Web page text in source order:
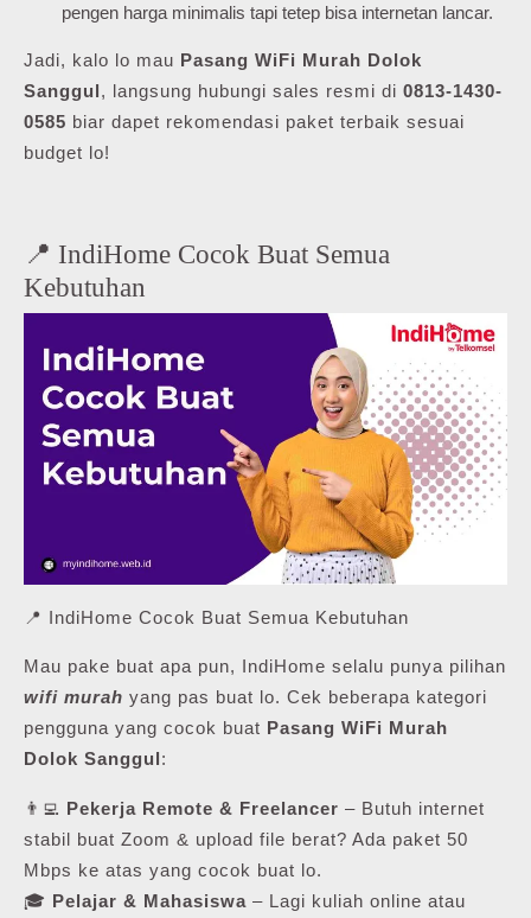
pengen harga minimalis tapi tetep bisa internetan lancar.
Jadi, kalo lo mau Pasang WiFi Murah Dolok
Sanggul, langsung hubungi sales resmi di 0813-1430-
0585 biar dapet rekomendasi paket terbaik sesuai
budget lo!
📍 IndiHome Cocok Buat Semua
Kebutuhan
📍 IndiHome Cocok Buat Semua Kebutuhan
Mau pake buat apa pun, IndiHome selalu punya pilihan
wifi murah yang pas buat lo. Cek beberapa kategori
pengguna yang cocok buat Pasang WiFi Murah
Dolok Sanggul:
👨‍💻 Pekerja Remote & Freelancer – Butuh internet
stabil buat Zoom & upload file berat? Ada paket 50
Mbps ke atas yang cocok buat lo.
🎓 Pelajar & Mahasiswa – Lagi kuliah online atau